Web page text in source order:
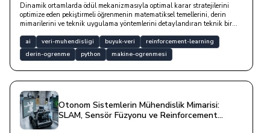
Dinamik ortamlarda ödül mekanizmasıyla optimal karar stratejilerini
optimize eden pekiştirmeli öğrenmenin matematiksel temellerini, derin
mimarilerini ve teknik uygulama yöntemlerini detaylandıran teknik bir
ai veri-muhendisligi buyuk-veri
reinforcement-learning
derin-ogrenme
python makine-ogrenmesi
Otonom Sistemlerin Mühendislik Mimarisi:
SLAM, Sensör Füzyonu ve Reinforcement